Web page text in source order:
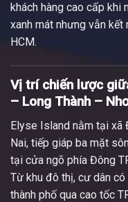
khách hàng cao cấp khi
xanh mát nhưng vẫn
HCM.
Vị trí chiến lược
– Long Thành –
Elyse Island nằm tại xã
Nai, tiếp giáp ba mặt
tại cửa ngõ phía Đông
Từ khu đô thị, cư dân có
thành phố qua cao tốc